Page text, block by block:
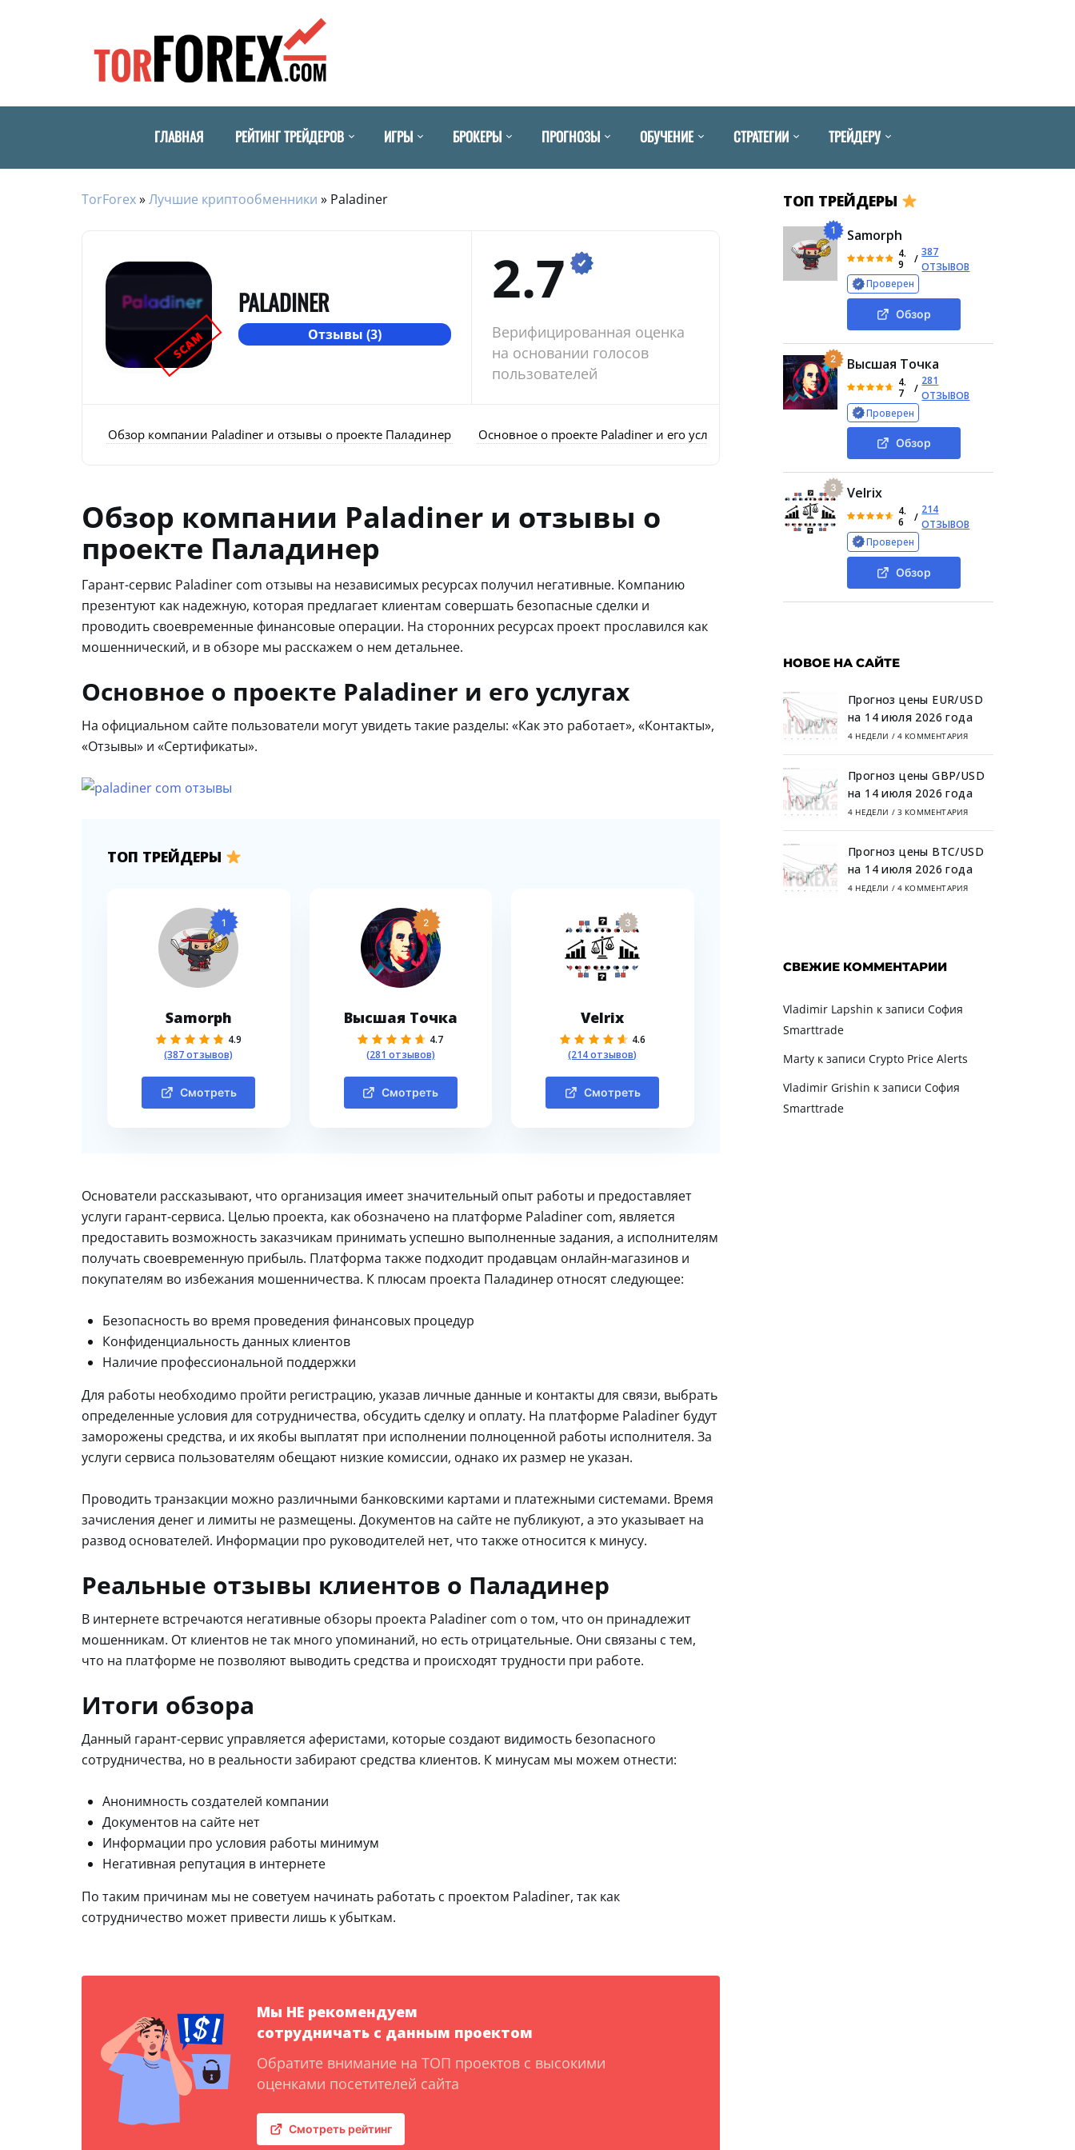
ГЛАВНАЯ РЕЙТИНГ ТРЕЙДЕРОВ ИГРЫ БРОКЕРЫ ПРОГНОЗЫ ОБУЧЕНИЕ СТРАТЕГИИ ТРЕЙДЕРУ
TorForex»Лучшие криптообменники » Paladiner
SCAM
PALADINER
Отзывы (3)
2.7
Верифицированная оценка
на основании голосов
пользователей
Обзор компании Paladiner и отзывы о проекте Паладинер Основное о проекте Paladiner и его услугах Реальные отзывы клиентов о Паладинер
Обзор компании Paladiner и отзывы о
проекте Паладинер
Гарант-сервис Paladiner com отзывы на независимых ресурсах получил негативные. Компанию
презентуют как надежную, которая предлагает клиентам совершать безопасные сделки и
проводить своевременные финансовые операции. На сторонних ресурсах проект прославился как
мошеннический, и в обзоре мы расскажем о нем детальнее.
Основное о проекте Paladiner и его услугах
На официальном сайте пользователи могут увидеть такие разделы: «Как это работает», «Контакты»,
«Отзывы» и «Сертификаты».
ТОП ТРЕЙДЕРЫ
1
Samorph
4.9
(387 отзывов)
Смотреть
2
Высшая Точка
4.7
(281 отзывов)
Смотреть
3
Velrix
4.6
(214 отзывов)
Смотреть
Основатели рассказывают, что организация имеет значительный опыт работы и предоставляет
услуги гарант-сервиса. Целью проекта, как обозначено на платформе Paladiner com, является
предоставить возможность заказчикам принимать успешно выполненные задания, а исполнителям
получать своевременную прибыль. Платформа также подходит продавцам онлайн-магазинов и
покупателям во избежания мошенничества. К плюсам проекта Паладинер относят следующее:
Безопасность во время проведения финансовых процедур
Конфиденциальность данных клиентов
Наличие профессиональной поддержки
Для работы необходимо пройти регистрацию, указав личные данные и контакты для связи, выбрать
определенные условия для сотрудничества, обсудить сделку и оплату. На платформе Paladiner будут
заморожены средства, и их якобы выплатят при исполнении полноценной работы исполнителя. За
услуги сервиса пользователям обещают низкие комиссии, однако их размер не указан.
Проводить транзакции можно различными банковскими картами и платежными системами. Время
зачисления денег и лимиты не размещены. Документов на сайте не публикуют, а это указывает на
развод основателей. Информации про руководителей нет, что также относится к минусу.
Реальные отзывы клиентов о Паладинер
В интернете встречаются негативные обзоры проекта Paladiner com о том, что он принадлежит
мошенникам. От клиентов не так много упоминаний, но есть отрицательные. Они связаны с тем,
что на платформе не позволяют выводить средства и происходят трудности при работе.
Итоги обзора
Данный гарант-сервис управляется аферистами, которые создают видимость безопасного
сотрудничества, но в реальности забирают средства клиентов. К минусам мы можем отнести:
Анонимность создателей компании
Документов на сайте нет
Информации про условия работы минимум
Негативная репутация в интернете
По таким причинам мы не советуем начинать работать с проектом Paladiner, так как
сотрудничество может привести лишь к убыткам.
Мы НЕ рекомендуем
сотрудничать с данным проектом
Обратите внимание на ТОП проектов с высокими
оценками посетителей сайта
Смотреть рейтинг
ТОП ТРЕЙДЕРЫ
1 Samorph
4.
9
/
387
ОТЗЫВОВ
Проверен
Обзор
2 Высшая Точка
4.
7
/
281
ОТЗЫВОВ
Проверен
Обзор
3 Velrix
4.
6
/
214
ОТЗЫВОВ
Проверен
Обзор
НОВОЕ НА САЙТЕ
Прогноз цены EUR/USD
на 14 июля 2026 года
4 НЕДЕЛИ / 4 КОММЕНТАРИЯ
Прогноз цены GBP/USD
на 14 июля 2026 года
4 НЕДЕЛИ / 3 КОММЕНТАРИЯ
Прогноз цены BTC/USD
на 14 июля 2026 года
4 НЕДЕЛИ / 4 КОММЕНТАРИЯ
СВЕЖИЕ КОММЕНТАРИИ
Vladimir Lapshin к записи София
Smarttrade
Martyк записи Crypto Price Alerts
Vladimir Grishin к записи София
Smarttrade